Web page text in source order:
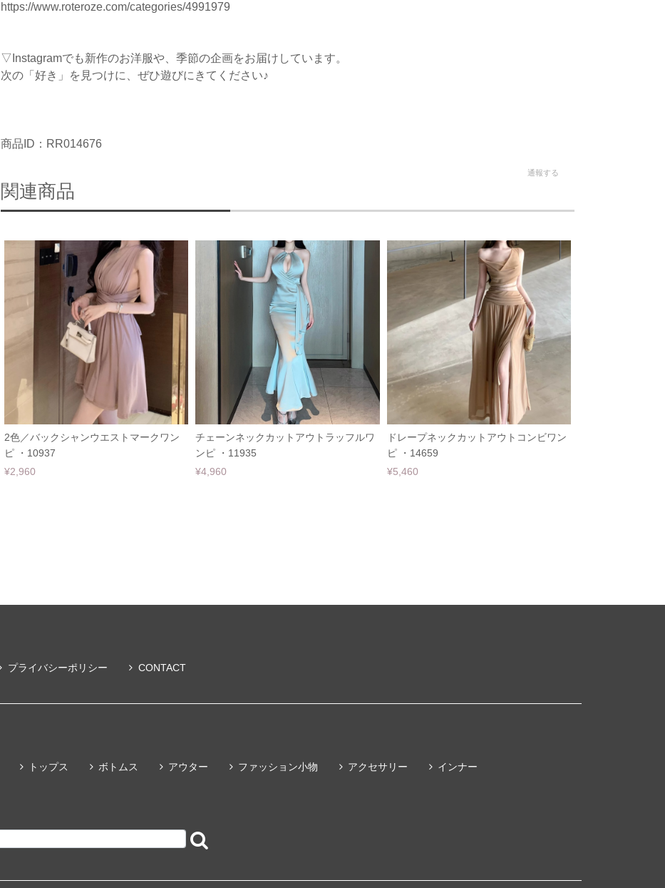
https://www.roteroze.com/categories/4991979
▽Instagramでも新作のお洋服や、季節の企画をお届けしています。
次の「好き」を見つけに、ぜひ遊びにきてください♪
商品ID：RR014676
通報する
関連商品
2色／バックシャンウエストマークワン
ピ ・10937
¥2,960
チェーンネックカットアウトラッフルワ
ンピ ・11935
¥4,960
ドレープネックカットアウトコンビワン
ピ ・14659
¥5,460
プライバシーポリシー CONTACT
トップス ボトムス アウター ファッション小物 アクセサリー
インナー